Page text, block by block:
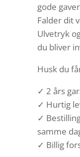
gode
Falder dit
Ulvetryk
du bliver
Husk du
✓ 2 års
✓ Hurtig
✓
samme
✓ Billig